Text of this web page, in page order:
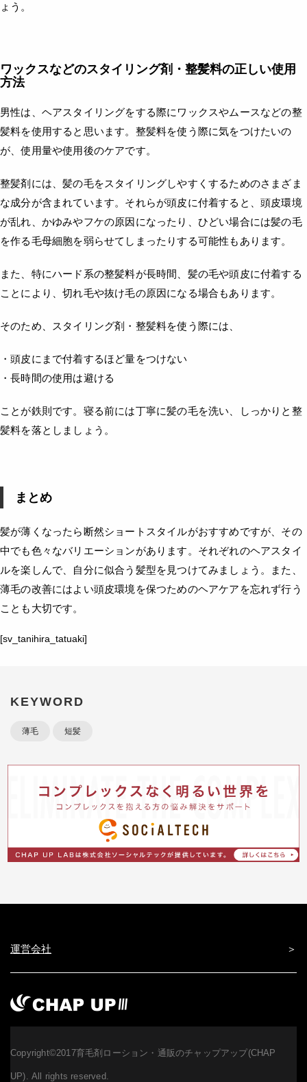
ょう。
ワックスなどのスタイリング剤・整髪料の正しい使用
方法
男性は、ヘアスタイリングをする際にワックスやムースなどの整
髪料を使用すると思います。整髪料を使う際に気をつけたいの
が、使用量や使用後のケアです。
整髪剤には、髪の毛をスタイリングしやすくするためのさまざま
な成分が含まれています。それらが頭皮に付着すると、頭皮環境
が乱れ、かゆみやフケの原因になったり、ひどい場合には髪の毛
を作る毛母細胞を弱らせてしまったりする可能性もあります。
また、特にハード系の整髪料が長時間、髪の毛や頭皮に付着する
ことにより、切れ毛や抜け毛の原因になる場合もあります。
そのため、スタイリング剤・整髪料を使う際には、
・頭皮にまで付着するほど量をつけない
・長時間の使用は避ける
ことが鉄則です。寝る前には丁寧に髪の毛を洗い、しっかりと整
髪料を落としましょう。
まとめ
髪が薄くなったら断然ショートスタイルがおすすめですが、その
中でも色々なバリエーションがあります。それぞれのヘアスタイ
ルを楽しんで、自分に似合う髪型を見つけてみましょう。また、
薄毛の改善にはよい頭皮環境を保つためのヘアケアを忘れず行う
ことも大切です。
[sv_tanihira_tatuaki]
KEYWORD
薄毛 短髪
運営会社
Copyright©2017育毛剤ローション・通販のチャップアップ(CHAP
UP). All rights reserved.